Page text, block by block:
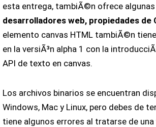
esta entrega, tambiÃ©n ofrece algunas
desarrolladores web, propiedades de
elemento canvas HTML tambiÃ©n
en la versiÃ³n alpha 1 con la
API de texto en canvas.
Los archivos binarios se encuentran
Windows, Mac y Linux, pero debes de
tiene algunos errores al tratarse de una